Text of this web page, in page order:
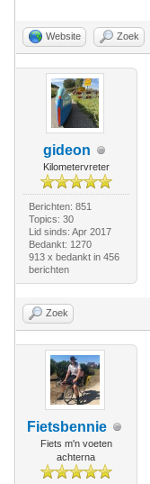
Website Zoek
gideon
Kilometervreter
Berichten: 851
Topics: 30
Lid sinds: Apr 2017
Bedankt: 1270
913 x bedankt in 456
berichten
Zoek
Fietsbennie
Fiets m'n voeten
achterna